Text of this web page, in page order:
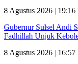
8 Agustus 2026 |
Gubernur Sulsel Andi
Fadhillah Unjuk
8 Agustus 2026 |